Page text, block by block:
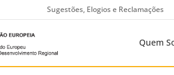
Sugestões, Elogios e Reclamações
Quem